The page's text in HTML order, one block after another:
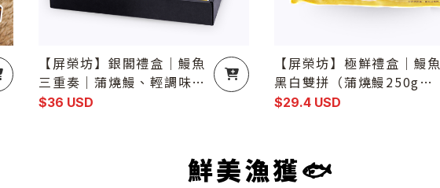
【屏榮坊】銀閣禮盒｜鰻魚
三重奏｜蒲燒鰻、輕調味鰻
魚、白燒鰻一次擁有（共3
$36 USD
【屏榮坊】極鮮禮盒｜鰻魚
黑白雙拼（蒲燒鰻250g×1
＋白燒鰻180g×1／共2
$29.4 USD
鮮美漁獲🐟